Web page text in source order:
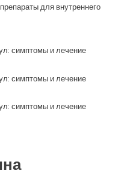
для внутреннего